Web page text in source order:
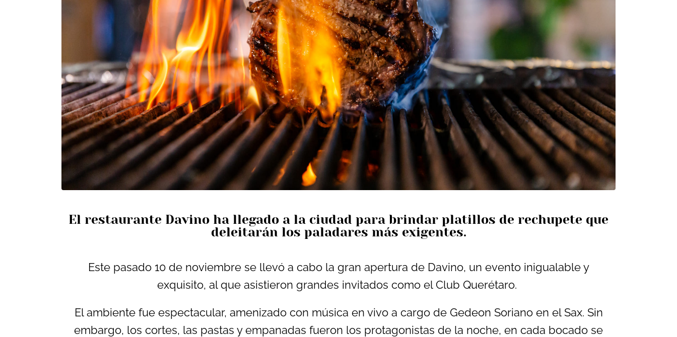
El restaurante Davino ha llegado a la ciudad para brindar platillos de rechupete que
deleitarán los paladares más exigentes.
Este pasado 10 de noviembre se llevó a cabo la gran apertura de Davino, un evento inigualable y
exquisito, al que asistieron grandes invitados como el Club Querétaro.
El ambiente fue espectacular, amenizado con música en vivo a cargo de Gedeon Soriano en el Sax. Sin
embargo, los cortes, las pastas y empanadas fueron los protagonistas de la noche, en cada bocado se